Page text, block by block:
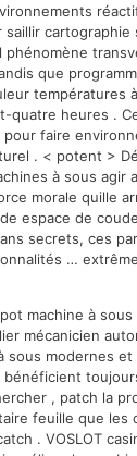
cartographie
que
températures
quatre heures .
faire
. < potent >
à sous agir
morale quille
espace de
secrets, ces
…
machine à
mécanicien
sous modernes et
, patch la
feuille que les
. VOSLOT